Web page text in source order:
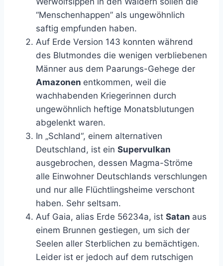
“Menschenhappen” als ungewöhnlich
saftig empfunden haben.
Auf Erde Version 143 konnten während
des Blutmondes die wenigen verbliebenen
Männer aus dem Paarungs-Gehege der
Amazonen entkommen, weil die
wachhabenden Kriegerinnen durch
ungewöhnlich heftige Monatsblutungen
abgelenkt waren.
In „Schland“, einem alternativen
Deutschland, ist ein Supervulkan
ausgebrochen, dessen Magma-Ströme
alle Einwohner Deutschlands verschlungen
und nur alle Flüchtlingsheime verschont
haben. Sehr seltsam.
Auf Gaia, alias Erde 56234a, ist Satan aus
einem Brunnen gestiegen, um sich der
Seelen aller Sterblichen zu bemächtigen.
Leider ist er jedoch auf dem rutschigen